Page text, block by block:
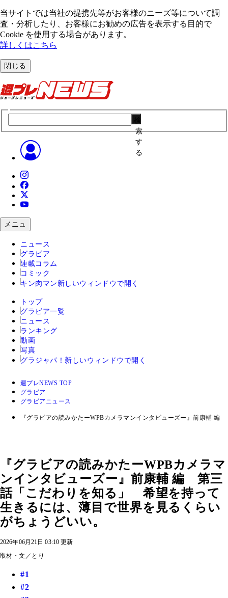
当サイトでは当社の提携先等がお客様のニーズ等について調
査・分析したり、お客様にお勧めの広告を表⽰する⽬的で
Cookie を使⽤する場合があります。
詳しくはこちら
閉じる
索
す
る
メニュ
ニュース
グラビア
連載コラム
コミック
キン肉マン 新しいウィンドウで開く
トップ
グラビア一覧
ニュース
ランキング
動画
写真
グラジャパ！ 新しいウィンドウで開く
週プレNEWS TOP
グラビア
グラビアニュース
『グラビアの読みかたーWPBカメラマンインタビューズー』前康輔
『グラビアの読みかたーWPBカメラマ
ンインタビューズー』前康輔 編 第三
話「こだわりを知る」 希望を持って
生きるには、薄目で世界を見るくらい
がちょうどいい。
2026年06月21日 03:10 更新
取材・文／とり
#1
#2